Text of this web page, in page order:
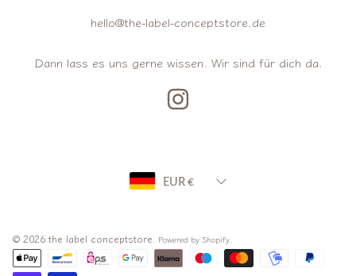
hello@the-label-conceptstore.de
Dann lass es uns gerne wissen. Wir sind für dich da.
© 2026 the label conceptstore. Powered by Shopify
Zahlungsarten
EUR €